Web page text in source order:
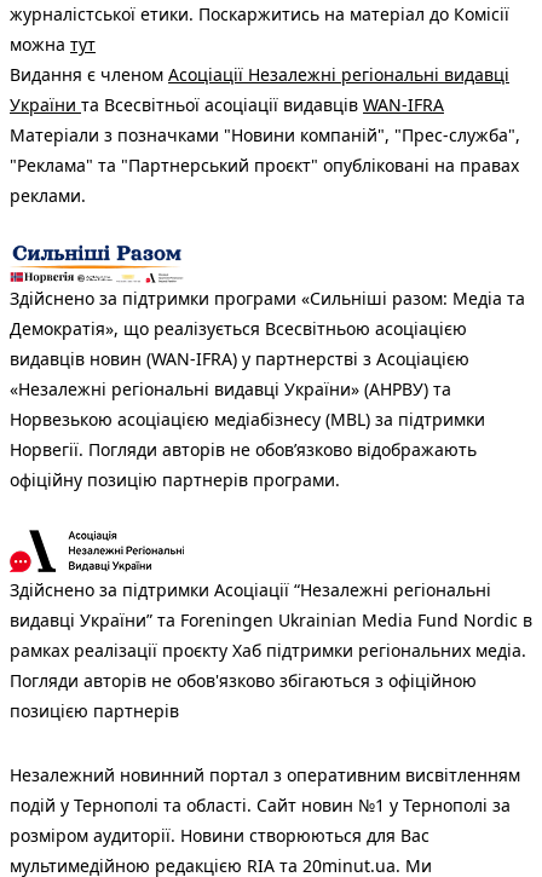
журналістської етики. Поскаржитись на матеріал до Комісії
можна тут
Видання є членом Асоціації Незалежні регіональні видавці
України та Всесвітньої асоціації видавців WAN-IFRA
Матеріали з позначками "Новини компаній", "Прес-служба",
"Реклама" та "Партнерський проєкт" опубліковані на правах
реклами.
Здійснено за підтримки програми «Сильніші разом: Медіа та
Демократія», що реалізується Всесвітньою асоціацією
видавців новин (WAN-IFRA) у партнерстві з Асоціацією
«Незалежні регіональні видавці України» (АНРВУ) та
Норвезькою асоціацією медіабізнесу (MBL) за підтримки
Норвегії. Погляди авторів не обов’язково відображають
офіційну позицію партнерів програми.
Здійснено за підтримки Асоціації “Незалежні регіональні
видавці України” та Foreningen Ukrainian Media Fund Nordic в
рамках реалізації проєкту Хаб підтримки регіональних медіа.
Погляди авторів не обов'язково збігаються з офіційною
позицією партнерів
Незалежний новинний портал з оперативним висвітленням
подій у Тернополі та області. Сайт новин №1 у Тернополі за
розміром аудиторії. Новини створюються для Вас
мультимедійною редакцією RIA та 20minut.ua. Ми